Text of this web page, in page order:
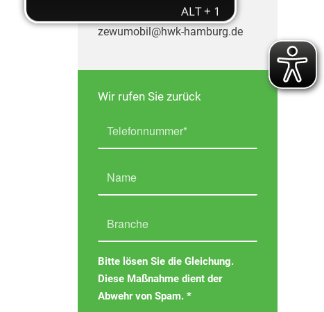
Telefon: 040 35905-505
zewumobil@hwk-hamburg.de
Wir rufen Sie zurück
Bitte lösen Sie die Gleichung.
Diese Maßnahme dient der
Abwehr von Spam. *